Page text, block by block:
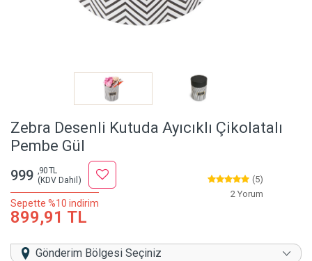
Zebra Desenli Kutuda Ayıcıklı Çikolatalı
Pembe Gül
999 ,90 TL
(KDV Dahil)
(5)
2 Yorum
Sepette %10 indirim
899,91 TL
Gönderim Bölgesi Seçiniz